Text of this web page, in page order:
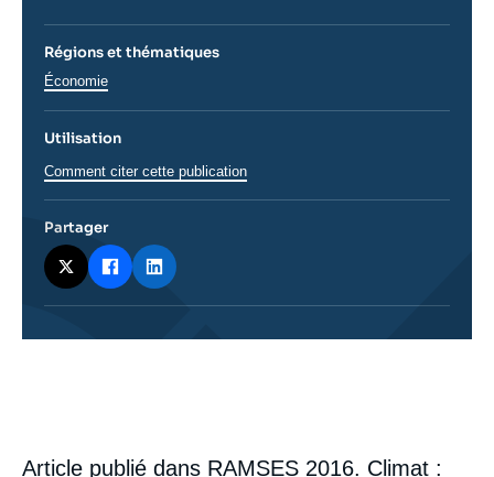
Article publié dans RAMSES 2016. Climat :
Régions et thématiques
Thématiques
Économie
Utilisation
Comment citer cette publication
Partager